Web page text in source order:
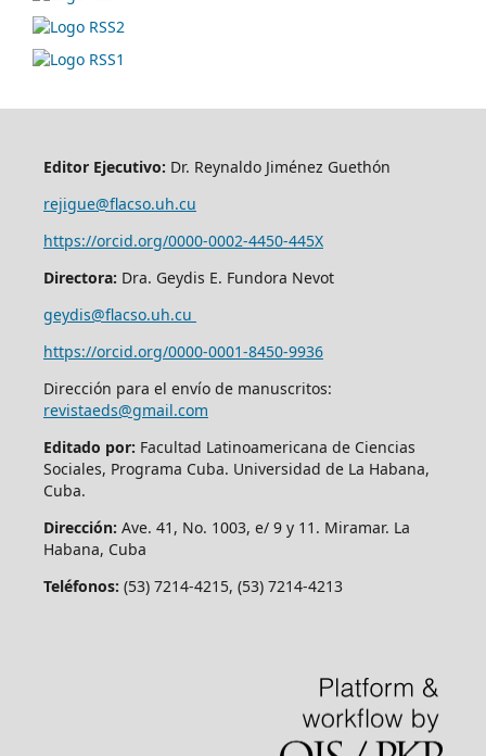
Editor Ejecutivo: Dr. Reynaldo Jiménez Guethón
rejigue@flacso.uh.cu
https://orcid.org/0000-0002-4450-445X
Directora: Dra. Geydis E. Fundora Nevot
geydis@flacso.uh.cu
https://orcid.org/0000-0001-8450-9936
Dirección para el envío de manuscritos:
revistaeds@gmail.com
Editado por: Facultad Latinoamericana de Ciencias
Sociales, Programa Cuba. Universidad de La Habana,
Cuba.
Dirección: Ave. 41, No. 1003, e/ 9 y 11. Miramar. La
Habana, Cuba
Teléfonos: (53) 7214-4215, (53) 7214-4213